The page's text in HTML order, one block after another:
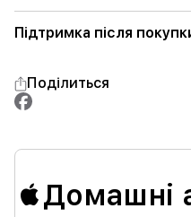
Підтримка після
Поділиться
Домашні